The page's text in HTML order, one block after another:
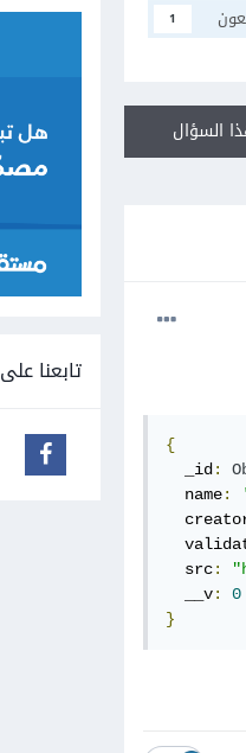
1
السؤال
{
  _id
:
  name
:
  src
:
  __v
:
0
}
تابعنا على